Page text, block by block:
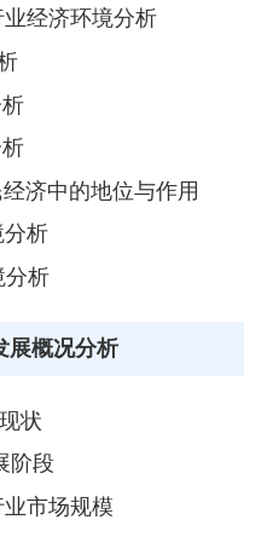
经济环境分析
济中的地位与作用
析
分析
展概况分析
状
阶段
市场规模